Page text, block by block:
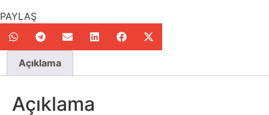
PAYLAŞ
Açıklama
Açıklama